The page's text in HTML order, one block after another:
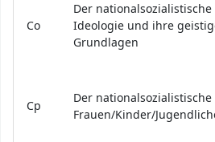
Co
Der nationalsozialistische
Ideologie und ihre
Grundlagen
Cp
Der nationalsozialistische
Frauen/Kinder/